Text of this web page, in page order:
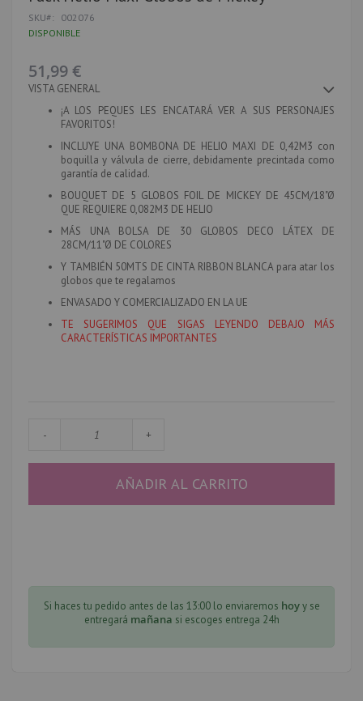
al
comienzo
de
de
imágenes
SKU
002076
DISPONIBLE
51,99 €
VISTA GENERAL
¡A LOS PEQUES LES ENCATARÁ VER A SUS PERSONAJES
FAVORITOS!
INCLUYE UNA BOMBONA DE HELIO MAXI DE 0,42M3 con
boquilla y válvula de cierre, debidamente precintada como
garantía de calidad.
BOUQUET DE 5 GLOBOS FOIL DE MICKEY DE 45CM/18"Ø
QUE REQUIERE 0,082M3 DE HELIO
MÁS UNA BOLSA DE 30 GLOBOS DECO LÁTEX DE
28CM/11"Ø DE COLORES
Y TAMBIÉN 50MTS DE CINTA RIBBON BLANCA para atar los
globos que te regalamos
ENVASADO Y COMERCIALIZADO EN LA UE
TE SUGERIMOS QUE SIGAS LEYENDO DEBAJO MÁS
CARACTERÍSTICAS IMPORTANTES
- +
AÑADIR AL CARRITO
Si haces tu pedido antes de las 13:00 lo enviaremos hoyy se
entregará mañana si escoges entrega 24h